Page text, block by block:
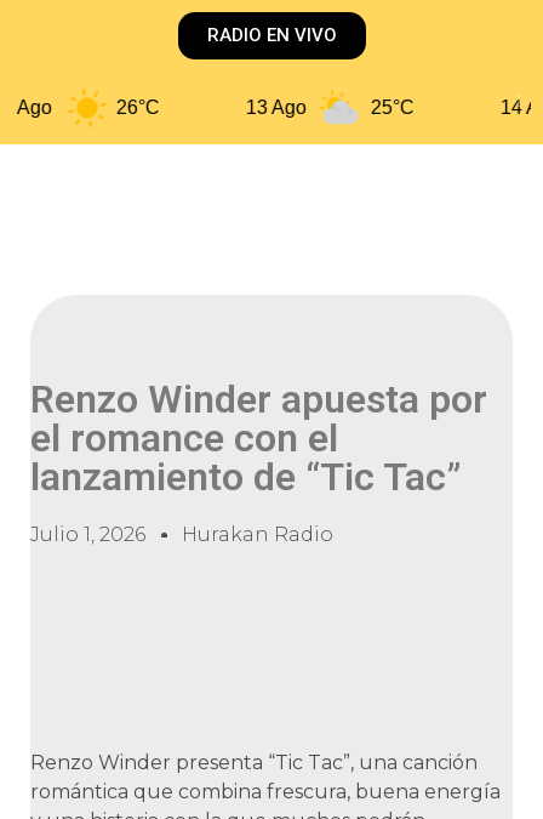
RADIO EN VIVO
26°C 13 Ago 25°C 14
Renzo Winder apuesta por
el romance con el
lanzamiento de “Tic Tac”
Julio 1, 2026 Hurakan Radio
Renzo Winder presenta “Tic Tac”, una canción
romántica que combina frescura, buena energía